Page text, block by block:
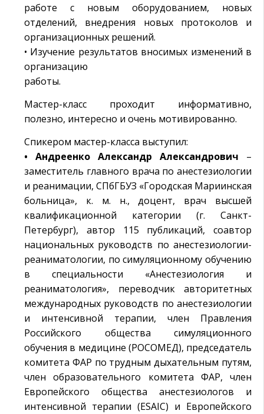
работе с новым оборудованием, новых
отделений, внедрения новых протоколов и
организационных решений.
• Изучение результатов вносимых изменений в
организацию
работы.
Мастер-класс проходит информативно,
полезно, интересно и очень мотивированно.
Спикером мастер-класса выступил:
• Андреенко Александр Александрович –
заместитель главного врача по анестезиологии
и реанимации, СПбГБУЗ «Городская Мариинская
больница», к. м. н., доцент, врач высшей
квалификационной категории (г. Санкт-
Петербург), автор 115 публикаций, соавтор
национальных руководств по анестезиологии-
реаниматологии, по симуляционному обучению
в специальности «Анестезиология и
реаниматология», переводчик авторитетных
международных руководств по анестезиологии
и интенсивной терапии, член Правления
Российского общества симуляционного
обучения в медицине (РОСОМЕД), председатель
комитета ФАР по трудным дыхательным путям,
член образовательного комитета ФАР, член
Европейского общества анестезиологов и
интенсивной терапии (ESAIC) и Европейского